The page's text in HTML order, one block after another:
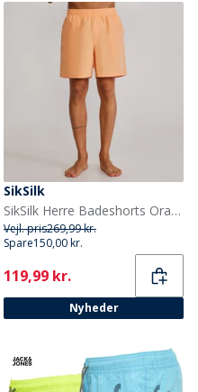
SikSilk
SikSilk Herre Badeshorts Orange
Vejl. pris269,99 kr.
Spare150,00 kr.
Current
119,99 kr.
Nyheder